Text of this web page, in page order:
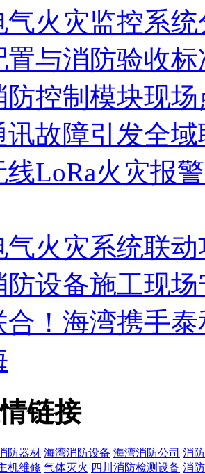
气火灾监控系
置与消防验收标
防控制模块现
讯故障引发全
线LoRa火灾报
气火灾系统联
防设备施工现
合！海湾携手
链接
防器材 海湾消防设备 海湾消防公司 消
机维修 气体灭火 四川消防检测设备 消